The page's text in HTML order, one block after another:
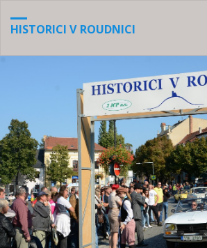
HISTORICI V ROUDNICI